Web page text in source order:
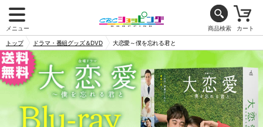
メニュー 商品検索 カート
トップ ドラマ・番組グッズ＆DVD 大恋愛～僕を忘れる君と